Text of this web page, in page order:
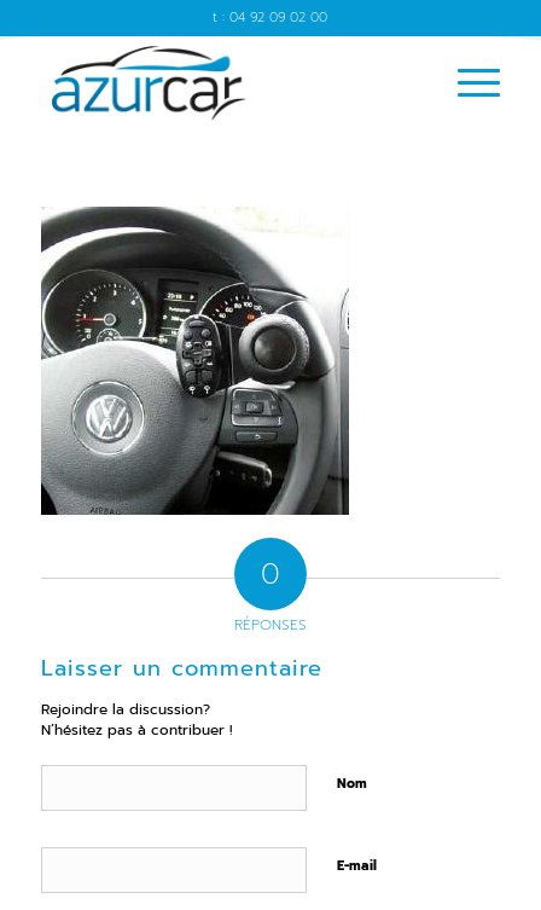
t : 04 92 09 02 00
0
RÉPONSES
Laisser un commentaire
Rejoindre la discussion?
N’hésitez pas à contribuer !
Nom
E-mail